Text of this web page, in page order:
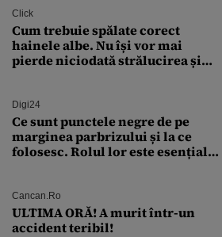
Click
Cum trebuie spălate corect
hainele albe. Nu își vor mai
pierde niciodată strălucirea și
Digi24
Ce sunt punctele negre de pe
marginea parbrizului și la ce
folosesc. Rolul lor este esențial
Cancan.ro
ULTIMA ORĂ! A murit într-un
accident teribil!